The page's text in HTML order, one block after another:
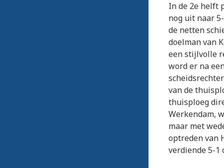
In de 2e helft
nog uit naar
de netten
doelman van
een stijlvolle
word er na
van de
thuisploeg
Werkendam,
maar met
optreden van
verdiende 5-1